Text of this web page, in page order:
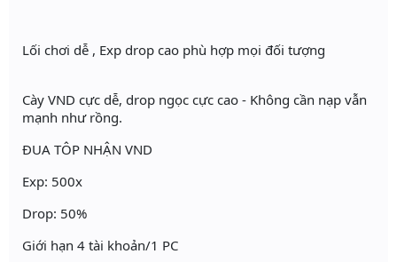
Lối chơi dễ , Exp drop cao phù hợp mọi đối tượng
Cày VND cực dễ, drop ngọc cực cao - Không cần nạp vẫn
mạnh như rồng.
ĐUA TÔP NHẬN VND
Exp: 500x
Drop: 50%
Giới hạn 4 tài khoản/1 PC